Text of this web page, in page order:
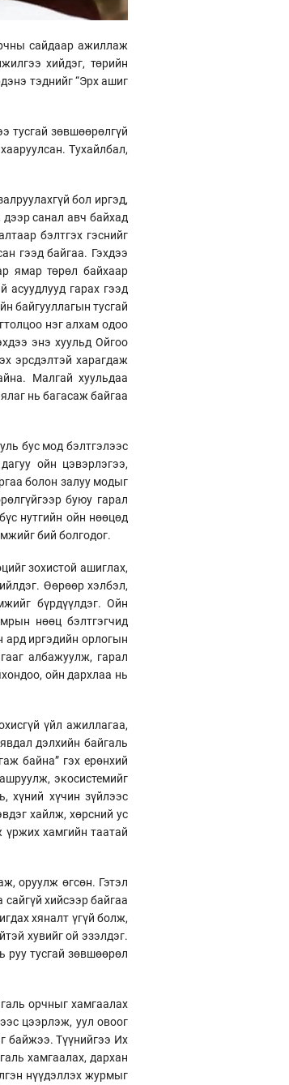
сайдаар ажиллаж
хийдэг, төрийн
тэднийг “Эрх ашиг
тусгай зөвшөөрөлгүй
Тухайлбал,
бол иргэд,
дээр санал авч байхад
бэлтгэх гэснийг
гээд байгаа. Гэхдээ
ямар төрөл байхаар
асуудлууд гарах гээд
байгууллагын тусгай
нэг алхам одоо
энэ хуульд Ойгоо
эрсдэлтэй харагдаж
Малгай хуульдаа
нь багасаж байгаа
бус мод бэлтгэлээс
ойн цэвэрлэгээ,
болон залуу модыг
буюу гарал
нутгийн ойн нөөцөд
бий болгодог.
зохистой ашиглах,
Өөрөөр хэлбэл,
бүрдүүлдэг. Ойн
нөөц бэлтгэгчид
ард иргэдийн орлогын
албажуулж, гарал
ойн дархлаа нь
үйл ажиллагаа,
дэлхийн байгаль
байна” гэх ерөнхий
экосистемийг
хүний хүчин зүйлээс
хайлж, хөрсний ус
үржих хамгийн таатай
оруулж өгсөн. Гэтэл
хийсээр байгаа
хяналт үгүй болж,
хувийг ой эзэлдэг.
руу тусгай зөвшөөрөл
орчныг хамгаалах
цээрлэж, уул овоог
байжээ. Түүнийгээ Их
хамгаалах, дархан
нүүдэллэх журмыг